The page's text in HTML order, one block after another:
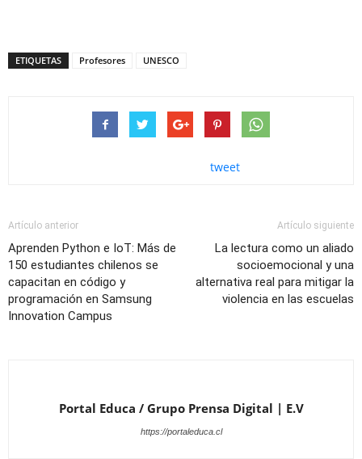
ETIQUETAS Profesores UNESCO
tweet
Artículo anterior
Aprenden Python e IoT: Más de
150 estudiantes chilenos se
capacitan en código y
programación en Samsung
Innovation Campus
Artículo siguiente
La lectura como un aliado
socioemocional y una
alternativa real para mitigar la
violencia en las escuelas
Portal Educa / Grupo Prensa Digital | E.V
https://portaleduca.cl